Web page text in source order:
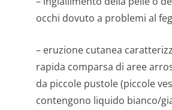
occhi dovuto a problemi al
– eruzione cutanea
rapida comparsa di aree
da piccole pustole (piccole
contengono liquido bianco/